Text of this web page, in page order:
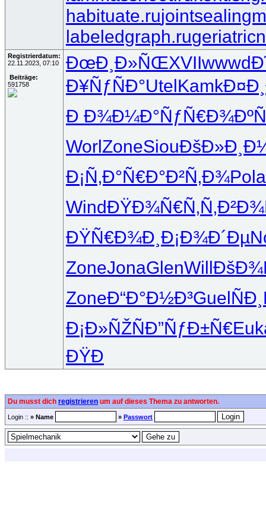
habituate.ru
labeledgraph.ru
Registrierdatum:
22.11.2023, 07:10
Beiträge:
591758
ÐœÐ¸Ð»ÑŒXVIIwwwd
Ð¥ÑƒÑÐ°UtelKamk
Ð Ð¾Ð¼Ð°ÑƒÑ€Ð¾Ðº
WorlZoneSiou
Ð¡Ñ‚Ð°Ñ€Ð°Ð²Ñ‚Ð¾Pola
WindÐŸÐ¾Ñ€Ñ‚
ÐŸÑ€Ð¾Ð¸ Ð¡Ð¾Ð´Ðµ
ZoneJonaGlenWill
ZoneÐ“Ð°Ð½Ð³Guel
Ð¡Ð»ÑŽÑÐ”ÑƒÐ±Ñ€
ÐŸÐ
Du musst dich registrieren um auf dieses Thema zu antworten.
Login :: » Name » Passwort